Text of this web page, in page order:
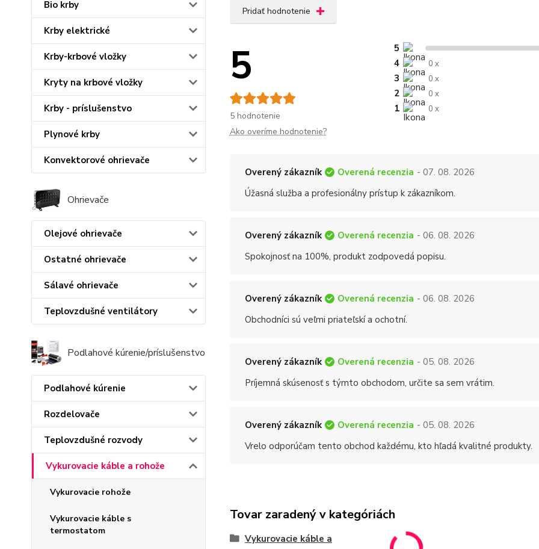
Bio krby
Krby elektrické
Krby-krbové vložky
Kryty na krbové vložky
Krby - príslušenstvo
Plynové krby
Konvektorové ohrievače
Ohrievače
Olejové ohrievače
Ostatné ohrievače
Sálavé ohrievače
Teplovzdušné ventilátory
Podlahové kúrenie/príslušenstvo
Podlahové kúrenie
Rozdelovače
Teplovzdušné rozvody
Vykurovacie káble a rohože
Vykurovacie rohože
Vykurovacie káble s
termostatom
Pridať hodnotenie
5
5 hodnotenie
5
4
0 x
3 0 x
2 0 x
1 0 x
Ako overíme hodnotenie?
Overený zákazník Overená recenzia - 07. 08. 2026
Úžasná služba a profesionálny prístup k zákazníkom.
Overený zákazník Overená recenzia - 06. 08. 2026
Spokojnosť na 100%, produkt zodpovedá popisu.
Overený zákazník Overená recenzia - 06. 08. 2026
Obchodníci sú veľmi priateľskí a ochotní.
Overený zákazník Overená recenzia - 05. 08. 2026
Príjemná skúsenosť s týmto obchodom, určite sa sem vrátim.
Overený zákazník Overená recenzia - 05. 08. 2026
Vrelo odporúčam tento obchod každému, kto hľadá kvalitné produkty.
Tovar zaradený v kategóriách
Vykurovacie káble a